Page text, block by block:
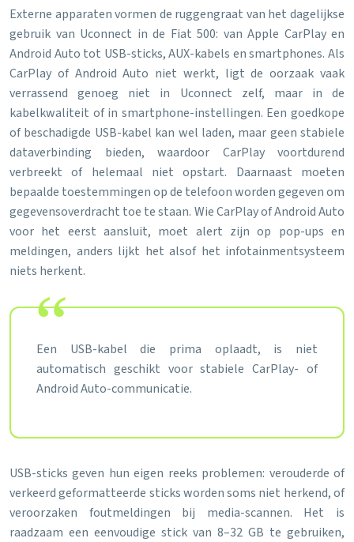
Externe apparaten vormen de ruggengraat van het dagelijkse
gebruik van Uconnect in de Fiat 500: van Apple CarPlay en
Android Auto tot USB-sticks, AUX-kabels en smartphones. Als
CarPlay of Android Auto niet werkt, ligt de oorzaak vaak
verrassend genoeg niet in Uconnect zelf, maar in de
kabelkwaliteit of in smartphone-instellingen. Een goedkope
of beschadigde USB-kabel kan wel laden, maar geen stabiele
dataverbinding bieden, waardoor CarPlay voortdurend
verbreekt of helemaal niet opstart. Daarnaast moeten
bepaalde toestemmingen op de telefoon worden gegeven om
gegevensoverdracht toe te staan. Wie CarPlay of Android Auto
voor het eerst aansluit, moet alert zijn op pop-ups en
meldingen, anders lijkt het alsof het infotainmentsysteem
niets herkent.
Een USB-kabel die prima oplaadt, is niet
automatisch geschikt voor stabiele CarPlay- of
Android Auto-communicatie.
USB-sticks geven hun eigen reeks problemen: verouderde of
verkeerd geformatteerde sticks worden soms niet herkend, of
veroorzaken foutmeldingen bij media-scannen. Het is
raadzaam een eenvoudige stick van 8–32 GB te gebruiken,